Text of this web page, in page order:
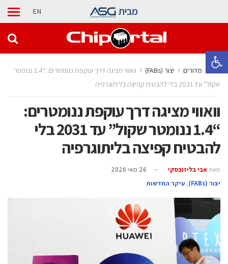
פתח סרגל נגישות
מבית EN
בית מדורים ‫יצור (‪(FABs‬‬
וואווי מציגה דרך עוקפת ננומטרים: “1.4 ננומטר
שקול” עד 2031 בלי להבטיח קפיצה בליתוגרפיה
וואווי מציגה דרך עוקפת ננומטרים:
“1.4 ננומטר שקול” עד 2031 בלי
להבטיח קפיצה בליתוגרפיה
מאת אבי בליזובסקי
26 מאי 2026
‫יצור (‪(FABs‬‬
, עיקר החדשות